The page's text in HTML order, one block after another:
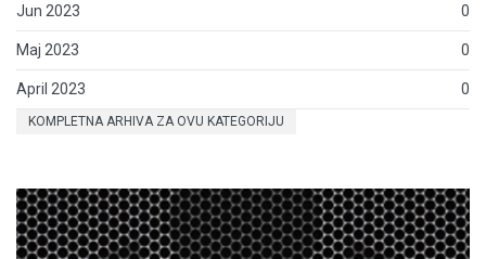
Jun 2023 0
Maj 2023 0
April 2023 0
KOMPLETNA ARHIVA ZA OVU KATEGORIJU